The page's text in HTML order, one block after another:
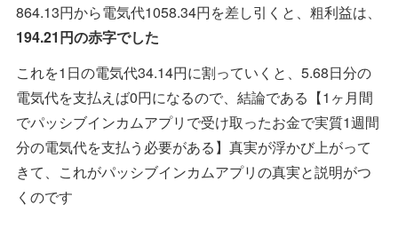
864.13円から電気代1058.34円を差し引くと、粗利益は、
194.21円の赤字でした
これを1日の電気代34.14円に割っていくと、5.68日分の
電気代を支払えば0円になるので、結論である【1ヶ月間
でパッシブインカムアプリで受け取ったお金で実質1週間
分の電気代を支払う必要がある】真実が浮かび上がって
きて、これがパッシブインカムアプリの真実と説明がつ
くのです